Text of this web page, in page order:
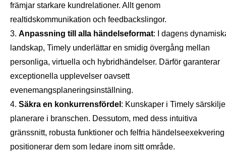
främjar starkare kundrelationer. Allt genom
realtidskommunikation och feedbackslingor.
Anpassning till alla händelseformat: I dagens
landskap, Timely underlättar en smidig övergång mellan
personliga, virtuella och hybridhändelser. Därför garanterar
exceptionella upplevelser oavsett
evenemangsplaneringsinställning.
Säkra en konkurrensfördel : Kunskaper i Timely
planerare i branschen. Dessutom, med dess intuitiva
gränssnitt, robusta funktioner och felfria händelseexekvering
positionerar dem som ledare inom sitt område.